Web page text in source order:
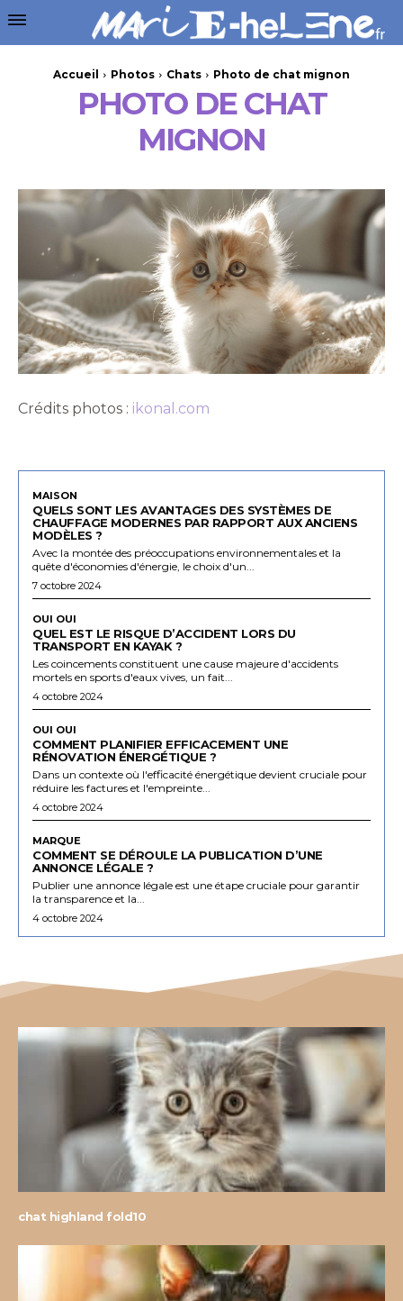
Accueil Photos Chats Photo de chat mignon
PHOTO DE CHAT
MIGNON
Crédits photos : ikonal.com
MAISON
QUELS SONT LES AVANTAGES DES SYSTÈMES DE
CHAUFFAGE MODERNES PAR RAPPORT AUX ANCIENS
MODÈLES ?
Avec la montée des préoccupations environnementales et la
quête d'économies d'énergie, le choix d'un...
7 octobre 2024
OUI OUI
QUEL EST LE RISQUE D’ACCIDENT LORS DU
TRANSPORT EN KAYAK ?
Les coincements constituent une cause majeure d'accidents
mortels en sports d'eaux vives, un fait...
4 octobre 2024
OUI OUI
COMMENT PLANIFIER EFFICACEMENT UNE
RÉNOVATION ÉNERGÉTIQUE ?
Dans un contexte où l'efficacité énergétique devient cruciale pour
réduire les factures et l'empreinte...
4 octobre 2024
MARQUE
COMMENT SE DÉROULE LA PUBLICATION D’UNE
ANNONCE LÉGALE ?
Publier une annonce légale est une étape cruciale pour garantir
la transparence et la...
4 octobre 2024
chat highland fold10